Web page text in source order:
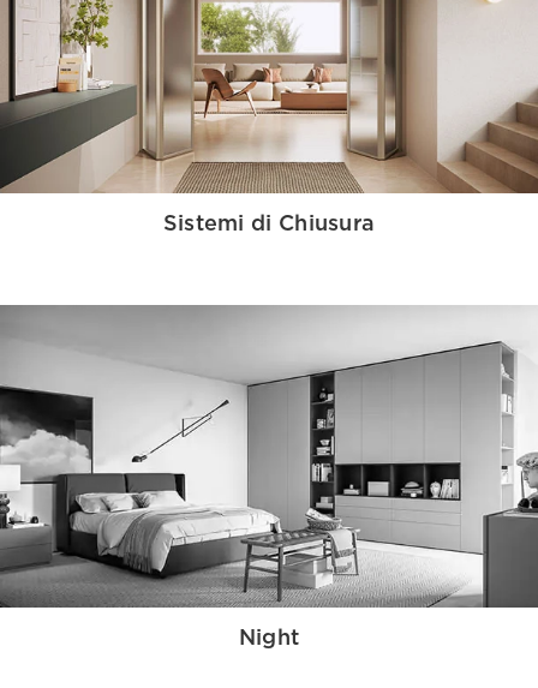
Sistemi di Chiusura
Night